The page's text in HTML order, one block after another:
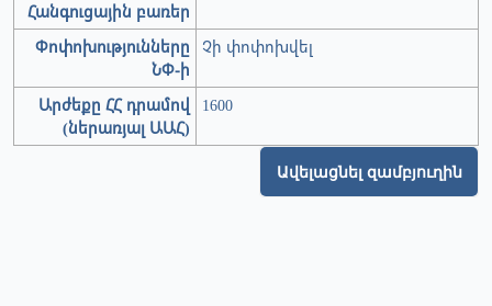
Հանգուցային բառեր
Փոփոխությունները
ՆՓ-ի
Չի փոփոխվել
Արժեքը ՀՀ դրամով
(ներառյալ ԱԱՀ)
1600
Ավելացնել զամբյուղին